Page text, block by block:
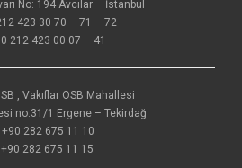
No: 194 Avcılar – İstanbul
423 30 70 – 71 – 72
212 423 00 07 – 41
, Vakıflar OSB Mahallesi
no:31/1 Ergene – Tekirdağ
+90 282 675 11 10
+90 282 675 11 15